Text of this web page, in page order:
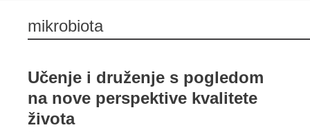
mikrobiota
Učenje i druženje s pogledom
na nove perspektive kvalitete
života